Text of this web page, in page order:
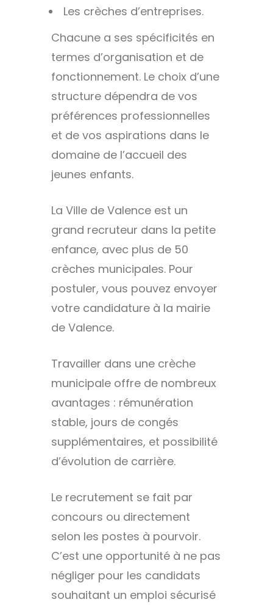
Les crèches d’entreprises.
Chacune a ses spécificités en
termes d’organisation et de
fonctionnement. Le choix d’une
structure dépendra de vos
préférences professionnelles
et de vos aspirations dans le
domaine de l’accueil des
jeunes enfants.
La Ville de Valence est un
grand recruteur dans la petite
enfance, avec plus de 50
crèches municipales. Pour
postuler, vous pouvez envoyer
votre candidature à la mairie
de Valence.
Travailler dans une crèche
municipale offre de nombreux
avantages : rémunération
stable, jours de congés
supplémentaires, et possibilité
d’évolution de carrière.
Le recrutement se fait par
concours ou directement
selon les postes à pourvoir.
C’est une opportunité à ne pas
négliger pour les candidats
souhaitant un emploi sécurisé